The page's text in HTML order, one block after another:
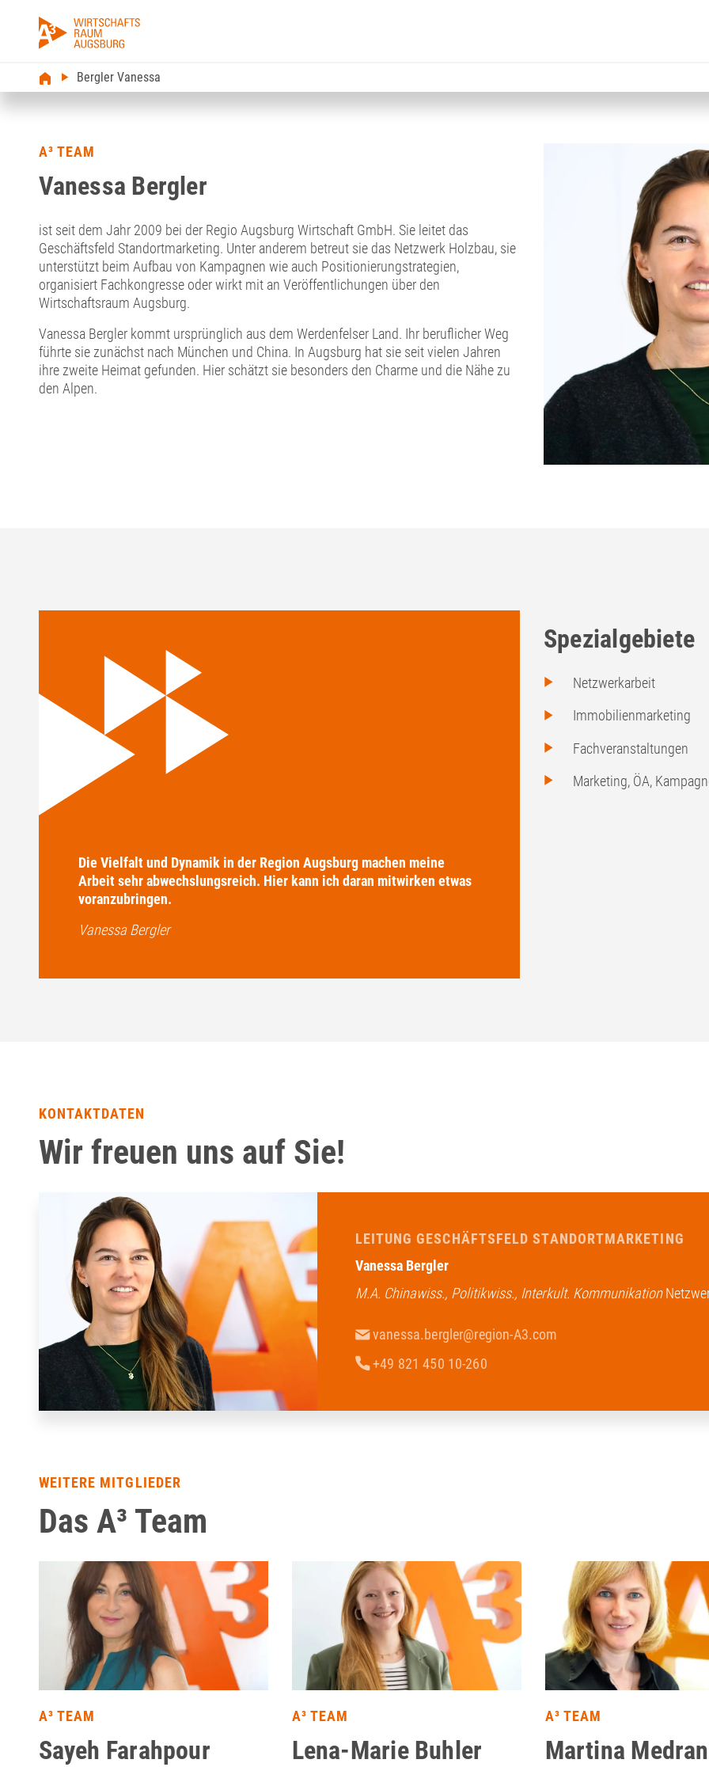
Bergler Vanessa
A³ TEAM
Vanessa Bergler
ist seit dem Jahr 2009 bei der Regio Augsburg Wirtschaft GmbH. Sie leitet das
Geschäftsfeld Standortmarketing. Unter anderem betreut sie das Netzwerk Holzbau, sie
unterstützt beim Aufbau von Kampagnen wie auch Positionierungstrategien,
organisiert Fachkongresse oder wirkt mit an Veröffentlichungen über den
Wirtschaftsraum Augsburg.
Vanessa Bergler kommt ursprünglich aus dem Werdenfelser Land. Ihr beruflicher Weg
führte sie zunächst nach München und China. In Augsburg hat sie seit vielen Jahren
ihre zweite Heimat gefunden. Hier schätzt sie besonders den Charme und die Nähe zu
den Alpen.
Die Vielfalt und Dynamik in der Region Augsburg machen meine
Arbeit sehr abwechslungsreich. Hier kann ich daran mitwirken etwas
voranzubringen.
Vanessa Bergler
Spezialgebiete
Netzwerkarbeit
Immobilienmarketing
Fachveranstaltungen
Marketing, ÖA,
KONTAKTDATEN
Wir freuen uns auf Sie!
LEITUNG GESCHÄFTSFELD STANDORTMARKETING
Vanessa Bergler
M.A. Chinawiss., Politikwiss., Interkult. Kommunikation
vanessa.bergler@region-A3.com
+49 821 450 10-260
WEITERE MITGLIEDER
Das A³ Team
A³ TEAM
Sayeh Farahpour
A³ TEAM
Lena-Marie Buhler
A³ TEAM
Martina